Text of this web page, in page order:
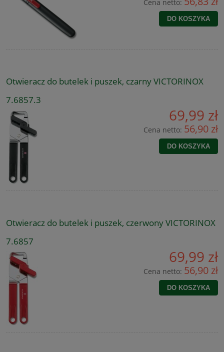
Cena netto:
DO KOSZYKA
Otwieracz do butelek i puszek, czarny VICTORINOX
7.6857.3
69,99 zł
Cena netto: 56,90 zł
DO KOSZYKA
Otwieracz do butelek i puszek, czerwony VICTORINOX
7.6857
69,99 zł
Cena netto: 56,90 zł
DO KOSZYKA